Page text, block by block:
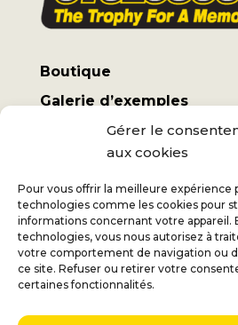
Gérer le
aux cookies
Pour vous offrir la meilleure expérience
technologies comme les cookies pour
informations concernant votre appareil.
technologies, vous nous autorisez à
votre comportement de navigation ou
ce site. Refuser ou retirer votre
certaines fonctionnalités.
Boutique
Galerie d’exemples
Mon compte
Termes et conditions
Frais d’expédition
Jan+32 (0) 477 732 949
Véronique+32 (0) 472